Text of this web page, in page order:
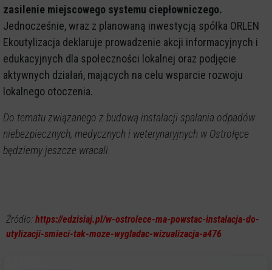
zasilenie miejscowego systemu ciepłowniczego.
Jednocześnie, wraz z planowaną inwestycją spółka ORLEN
Ekoutylizacja deklaruje prowadzenie akcji informacyjnych i
edukacyjnych dla społeczności lokalnej oraz podjęcie
aktywnych działań, mających na celu wsparcie rozwoju
lokalnego otoczenia.
Do tematu związanego z budową instalacji spalania odpadów
niebezpiecznych, medycznych i weterynaryjnych w Ostrołęce
będziemy jeszcze wracali.
Źródło: https://edzisiaj.pl/w-ostrolece-ma-powstac-instalacja-do-
utylizacji-smieci-tak-moze-wygladac-wizualizacja-a476